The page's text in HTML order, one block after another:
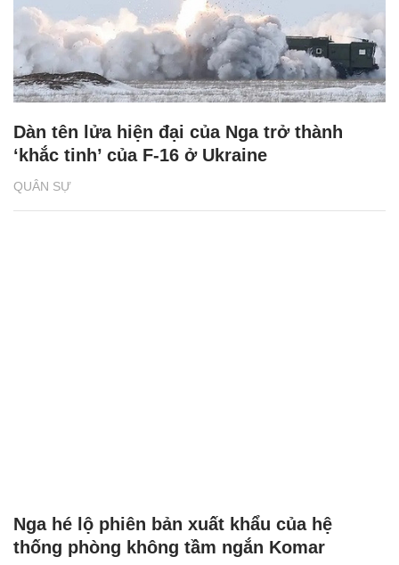
QUÂN SỰ
Dàn tên lửa hiện đại của Nga trở thành
‘khắc tinh’ của F-16 ở Ukraine
Nga hé lộ phiên bản xuất khẩu của hệ
thống phòng không tầm ngắn Komar